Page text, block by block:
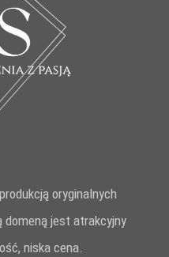
oryginalnych
domeną jest atrakcyjny
niska cena.